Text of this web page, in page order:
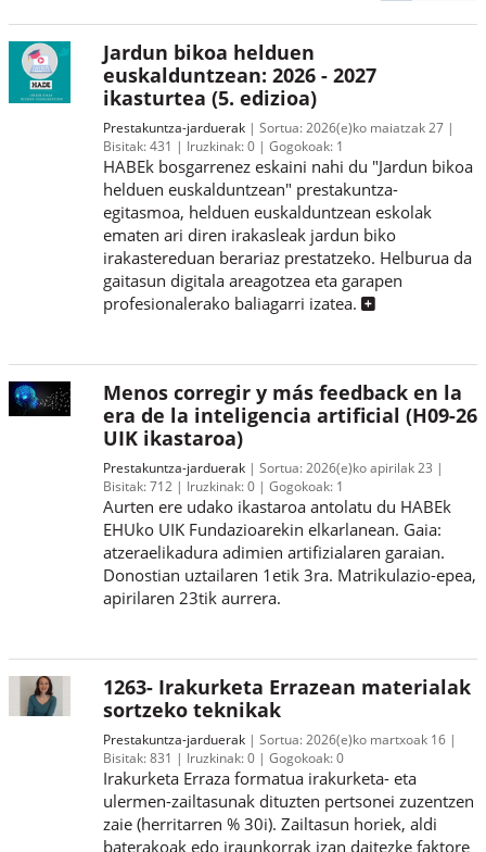
Jardun bikoa helduen
euskalduntzean: 2026 - 2027
ikasturtea (5. edizioa)
Prestakuntza-jarduerak Sortua: 2026(e)ko maiatzak 27
Bisitak:431 Iruzkinak:0 Gogokoak: 1
HABEk bosgarrenez eskaini nahi du "Jardun bikoa
helduen euskalduntzean" prestakuntza-
egitasmoa, helduen euskalduntzean eskolak
ematen ari diren irakasleak jardun biko
irakastereduan berariaz prestatzeko. Helburua da
gaitasun digitala areagotzea eta garapen
profesionalerako baliagarri izatea.
Menos corregir y más feedback en la
era de la inteligencia artificial (H09-26
UIK ikastaroa)
Prestakuntza-jarduerak Sortua: 2026(e)ko apirilak 23
Bisitak:712 Iruzkinak:0 Gogokoak: 1
Aurten ere udako ikastaroa antolatu du HABEk
EHUko UIK Fundazioarekin elkarlanean. Gaia:
atzeraelikadura adimien artifizialaren garaian.
Donostian uztailaren 1etik 3ra. Matrikulazio-epea,
apirilaren 23tik aurrera.
1263- Irakurketa Errazean materialak
sortzeko teknikak
Prestakuntza-jarduerak Sortua: 2026(e)ko martxoak 16
Bisitak:831 Iruzkinak:0 Gogokoak:0
Irakurketa Erraza formatua irakurketa- eta
ulermen-zailtasunak dituzten pertsonei zuzentzen
zaie (herritarren % 30i). Zailtasun horiek, aldi
baterakoak edo iraunkorrak izan daitezke faktore